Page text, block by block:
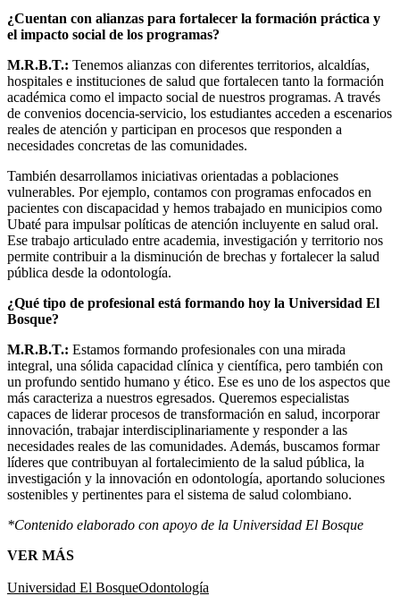
¿Cuentan con alianzas para fortalecer la formación práctica y
el impacto social de los programas?
M.R.B.T.: Tenemos alianzas con diferentes territorios, alcaldías,
hospitales e instituciones de salud que fortalecen tanto la formación
académica como el impacto social de nuestros programas. A través
de convenios docencia-servicio, los estudiantes acceden a escenarios
reales de atención y participan en procesos que responden a
necesidades concretas de las comunidades.
También desarrollamos iniciativas orientadas a poblaciones
vulnerables. Por ejemplo, contamos con programas enfocados en
pacientes con discapacidad y hemos trabajado en municipios como
Ubaté para impulsar políticas de atención incluyente en salud oral.
Ese trabajo articulado entre academia, investigación y territorio nos
permite contribuir a la disminución de brechas y fortalecer la salud
pública desde la odontología.
¿Qué tipo de profesional está formando hoy la Universidad El
Bosque?
M.R.B.T.: Estamos formando profesionales con una mirada
integral, una sólida capacidad clínica y científica, pero también con
un profundo sentido humano y ético. Ese es uno de los aspectos que
más caracteriza a nuestros egresados. Queremos especialistas
capaces de liderar procesos de transformación en salud, incorporar
innovación, trabajar interdisciplinariamente y responder a las
necesidades reales de las comunidades. Además, buscamos formar
líderes que contribuyan al fortalecimiento de la salud pública, la
investigación y la innovación en odontología, aportando soluciones
sostenibles y pertinentes para el sistema de salud colombiano.
*Contenido elaborado con apoyo de la Universidad El Bosque
VER MÁS
Universidad El BosqueOdontología